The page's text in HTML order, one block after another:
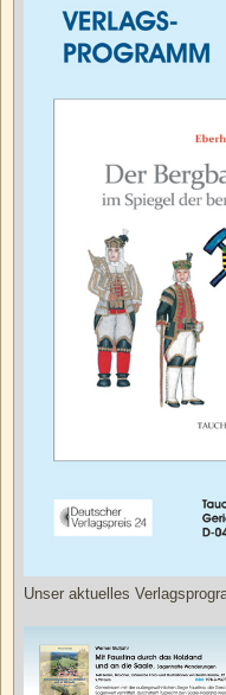
Unser aktuelles